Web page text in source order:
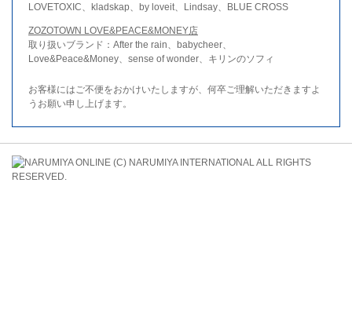
LOVETOXIC、kladskap、by loveit、Lindsay、BLUE CROSS
ZOZOTOWN LOVE&PEACE&MONEY店
取り扱いブランド：After the rain、babycheer、
Love&Peace&Money、sense of wonder、キリンのソフィ
お客様にはご不便をおかけいたしますが、何卒ご理解いただきますよ
うお願い申し上げます。